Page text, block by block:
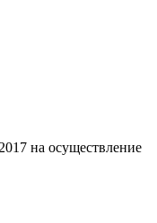
на осуществление